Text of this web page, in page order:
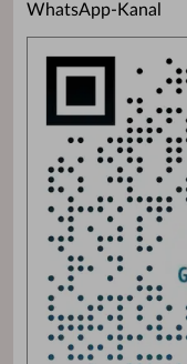
WhatsApp-Kanal